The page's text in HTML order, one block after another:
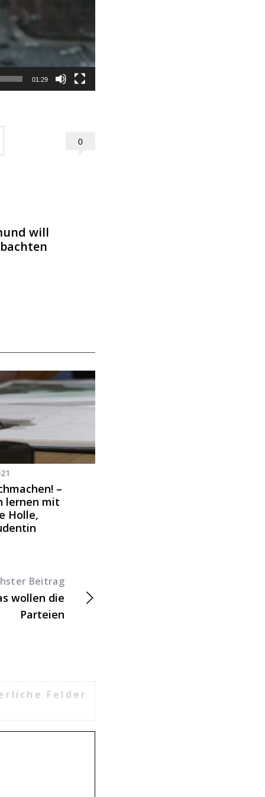
01:29
0
will
–
lernen mit
Holle,
Beitrag
wollen die
Parteien
Felder